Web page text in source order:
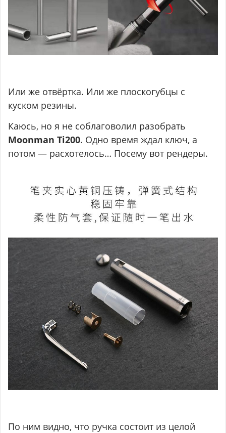
Или же отвёртка. Или же плоскогубцы с
куском резины.
Каюсь, но я не соблаговолил разобрать
Moonman Ti200. Одно время ждал ключ, а
потом — расхотелось… Посему вот рендеры.
По ним видно, что ручка состоит из целой